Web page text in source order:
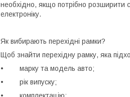
необхідно, якщо потрібно розширити
електроніку.
Як вибирають перехідні рамки?
Щоб знайти перехідну рамку, яка
• марку та модель авто;
• рік випуску;